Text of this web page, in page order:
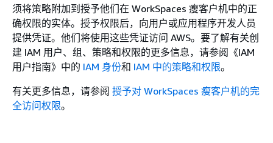
须将策略附加到授予他们在 WorkSpaces 瘦客户机中的正
确权限的实体。授予权限后，向用户或应用程序开发人员
提供凭证。他们将使用这些凭证访问 AWS。要了解有关创
建 IAM 用户、组、策略和权限的更多信息，请参阅《IAM
用户指南》 中的 IAM 身份和 IAM 中的策略和权限。
有关更多信息，请参阅 授予对 WorkSpaces 瘦客户机的完
全访问权限。